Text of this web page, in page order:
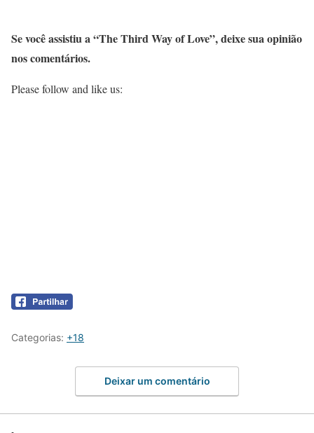
Se você assistiu a “The Third Way of Love”, deixe sua opinião
nos comentários.
Please follow and like us:
Categorias: +18
Deixar um comentário